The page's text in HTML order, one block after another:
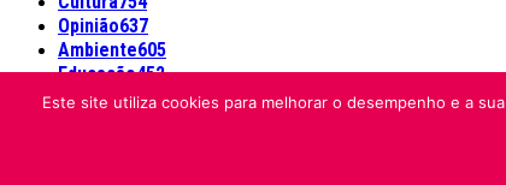
Opinião637
Ambiente605
Educação452
Informação Legal
Este site utiliza cookies para melhorar o desempenho e a